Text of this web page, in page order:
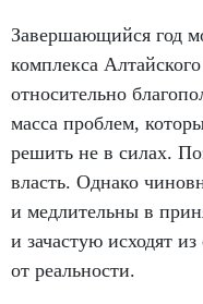
Завершающийся год
комплекса
относительно
масса проблем,
решить не в силах.
власть. Однако
и медлительны в
и зачастую исходят
от реальности.